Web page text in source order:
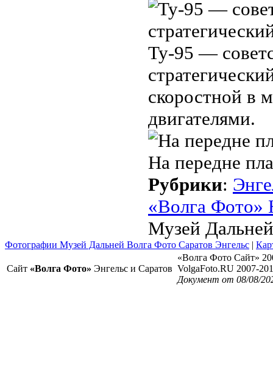
Ту-95 —
скоростной в
двигателями.
На передне
Рубрики:
«Волга Фото»
Музей
Фотографии Музей Дальней Волга Фото Саратов Энгельс |
Сайт «Волга Фото» Энгельс и Саратов
«Волга Фото Сайт»
VolgaFoto.RU 2007-
Документ от 08/08/